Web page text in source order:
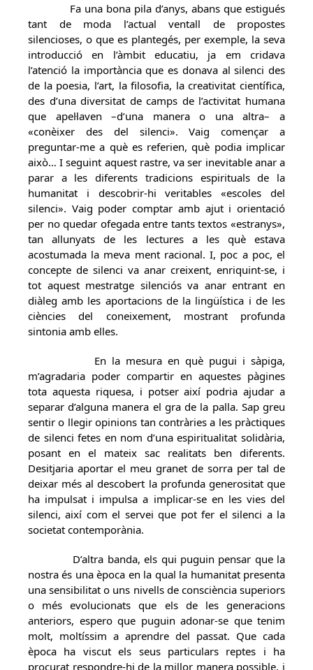
Fa una bona pila d’anys, abans que estigués
tant de moda l’actual ventall de propostes
silencioses, o que es plantegés, per exemple, la seva
introducció en l’àmbit educatiu, ja em cridava
l’atenció la importància que es donava al silenci des
de la poesia, l’art, la filosofia, la creativitat científica,
des d’una diversitat de camps de l’activitat humana
que apel·laven –d’una manera o una altra– a
«conèixer des del silenci». Vaig començar a
preguntar-me a què es referien, què podia implicar
això… I seguint aquest rastre, va ser inevitable anar a
parar a les diferents tradicions espirituals de la
humanitat i descobrir-hi veritables «escoles del
silenci». Vaig poder comptar amb ajut i orientació
per no quedar ofegada entre tants textos «estranys»,
tan allunyats de les lectures a les què estava
acostumada la meva ment racional. I, poc a poc, el
concepte de silenci va anar creixent, enriquint-se, i
tot aquest mestratge silenciós va anar entrant en
diàleg amb les aportacions de la lingüística i de les
ciències del coneixement, mostrant profunda
sintonia amb elles.
En la mesura en què pugui i sàpiga,
m’agradaria poder compartir en aquestes pàgines
tota aquesta riquesa, i potser així podria ajudar a
separar d’alguna manera el gra de la palla. Sap greu
sentir o llegir opinions tan contràries a les pràctiques
de silenci fetes en nom d’una espiritualitat solidària,
posant en el mateix sac realitats ben diferents.
Desitjaria aportar el meu granet de sorra per tal de
deixar més al descobert la profunda generositat que
ha impulsat i impulsa a implicar-se en les vies del
silenci, així com el servei que pot fer el silenci a la
societat contemporània.
D’altra banda, els qui puguin pensar que la
nostra és una època en la qual la humanitat presenta
una sensibilitat o uns nivells de consciència superiors
o més evolucionats que els de les generacions
anteriors, espero que puguin adonar-se que tenim
molt, moltíssim a aprendre del passat. Que cada
època ha viscut els seus particulars reptes i ha
procurat respondre-hi de la millor manera possible, i